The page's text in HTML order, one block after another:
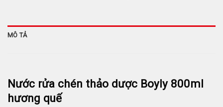
MÔ TẢ
Nước rửa chén thảo dược Boyly 800ml
hương quế